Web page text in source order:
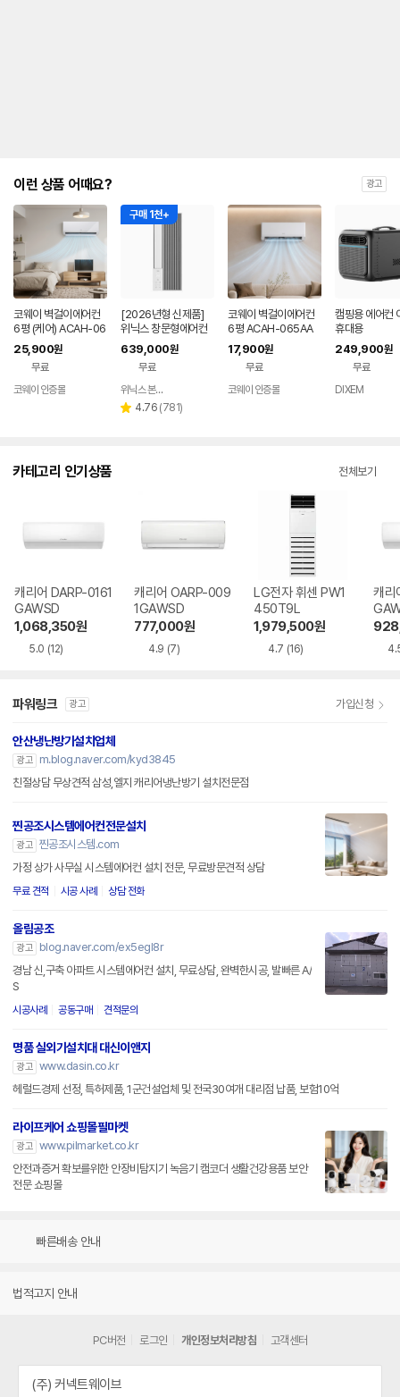
이런 상품 어때요? 광고
코웨이 벽걸이에어컨
6평 (케어) ACAH-06
5AA 베이직케어 6년
약정 등록설치비무료
25,900원
무료
코웨이 인증몰
구매 1천+
[2026년형 신제품]
위닉스 창문형에어컨
2.0 바닐라화이트 세
로형 (EWIE067-PW
639,000원
무료
페이
위닉스 본사 공식스토어
별 4.76 리
(781)
코웨이 벽걸이에어컨
6평 ACAH-065AA
서비스프리 6년 약정
등록설치비무료
17,900원
무료
코웨이 인증몰
캠핑용 에어컨
휴대용
249,900원
무료
DIXEM
카테고리 인기상품 전체보기
캐리어 DARP-0161
GAWSD
1,068,350원
5.0 (12)
캐리어 OARP-009
1GAWSD
777,000원
4.9 (7)
LG전자 휘센 PW1
450T9L
1,979,500원
4.7 (16)
캐리
파워링크 광고 가입신청
안산냉난방기설치업체
광고
m.blog.naver.com/kyd3845
친절상담 무상견적 삼성,엘지 캐리어냉난방기 설치전문점
찐공조시스템에어컨전문설치
광고 찐공조시스템.com
가정 상가 사무실 시스템에어컨 설치 전문, 무료방문견적 상담
무료 견적 시공 사례 상담 전화
올림공조
광고
blog.naver.com/ex5egl8r
경남 신,구축 아파트 시스템에어컨 설치, 무료상담, 완벽한시공, 발빠른 A/
S
시공사례 공동구매 견적문의
명품 실외기설치대 대신이앤지
광고 www.dasin.co.kr
헤럴드경제 선정, 특허제품, 1군건설업체 및 전국30여개 대리점 납품, 보험10억
라이프케어 쇼핑몰필마켓
광고 www.pilmarket.co.kr
안전과증거 확보를위한 안장비탐지기 녹음기 캠코더 생활건강용품 보안
전문 쇼핑몰
빠른배송 안내
법적고지 안내
PC버전 로그인 개인정보처리방침 고객센터
(주) 커넥트웨이브